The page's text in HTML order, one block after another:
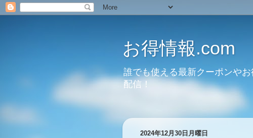
お得情報.com
誰でも使える最新クーポンや
配信！
2024年12月30日月曜日